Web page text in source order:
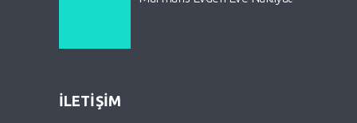
İLETİŞİM